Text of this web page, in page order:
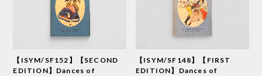
【ISYM/SF152】【SECOND
EDITION】Dances of
【ISYM/SF148】【FIRST
EDITION】Dances of